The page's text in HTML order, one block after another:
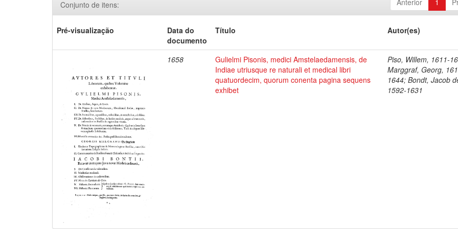
Anterior 1
Conjunto de itens:
Pré-visualização
Data do
documento
Título Autor(es)
1658
Gulielmi Pisonis, medici Amstelaedamensis, de
Indiae utriusque re naturali et medical libri
quatuordecim, quorum conenta pagina sequens
exhibet
Piso, Willem, 1611-
Marggraf, Georg,
1644; Bondt, Jacob
1592-1631